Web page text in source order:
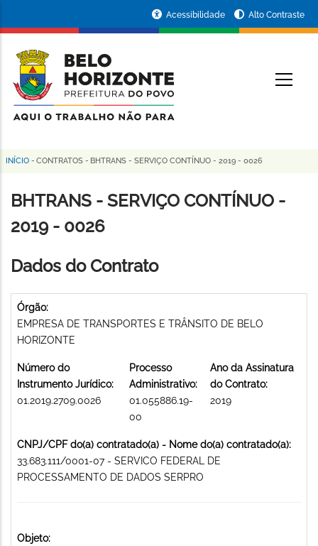
conteúdo
principal
da
Prefeitura
de
Horizonte
Acessibilidade Alto Contraste
Trilha
de
navegação
INÍCIO - CONTRATOS - BHTRANS - SERVIÇO CONTÍNUO - 2019 - 0026
BHTRANS - SERVIÇO CONTÍNUO -
2019 - 0026
Dados do Contrato
Órgão:
EMPRESA DE TRANSPORTES E TRÂNSITO DE BELO
HORIZONTE
Número do
Instrumento Jurídico:
01.2019.2709.0026
Processo
Administrativo:
01.055886.19-
00
Ano da Assinatura
do Contrato:
2019
CNPJ/CPF do(a) contratado(a) - Nome do(a) contratado(a):
33.683.111/0001-07 - SERVICO FEDERAL DE
PROCESSAMENTO DE DADOS SERPRO
Objeto: